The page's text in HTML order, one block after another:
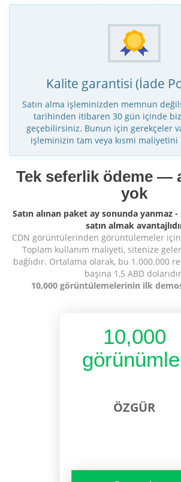
Kalite garantisi (İade
Satın alma işleminizden memnun
tarihinden itibaren 30 gün içinde
geçebilirsiniz. Bunun için gerekçeler
işleminizin tam veya kısmi maliyetini
Tek seferlik ödeme —
yok
Satın alınan paket ay sonunda yanmaz
satın almak
CDN görüntülerinden görüntülemeler için
Toplam kullanım maliyeti, sitenize
bağlıdır. Ortalama olarak, bu 1.000.000
başına 1,5 ABD
10,000 görüntülemelerinin ilk
10,000
ÖZGÜR